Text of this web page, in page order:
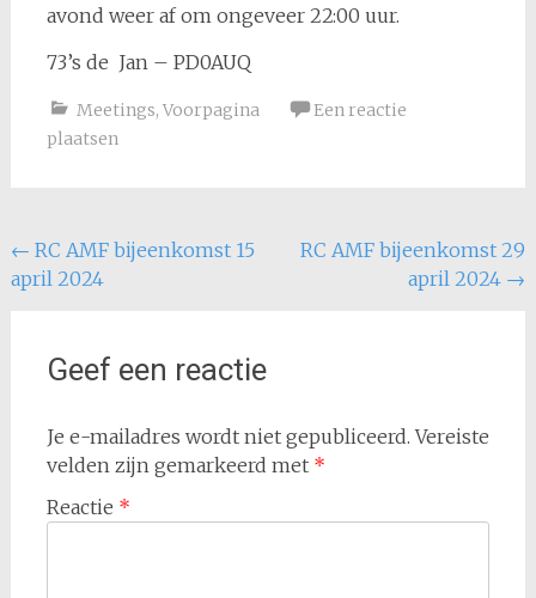
avond weer af om ongeveer 22:00 uur.
73’s de Jan – PD0AUQ
Meetings, Voorpagina
Een reactie
plaatsen
Bericht
navigatie
← RC AMF bijeenkomst 15
april 2024
RC AMF bijeenkomst 29
april 2024 →
Geef een reactie
Je e-mailadres wordt niet gepubliceerd. Vereiste
velden zijn gemarkeerd met *
Reactie *